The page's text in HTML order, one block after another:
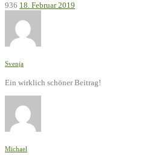
936 18. Februar 2019
Svenja
Ein wirklich schöner Beitrag!
Michael